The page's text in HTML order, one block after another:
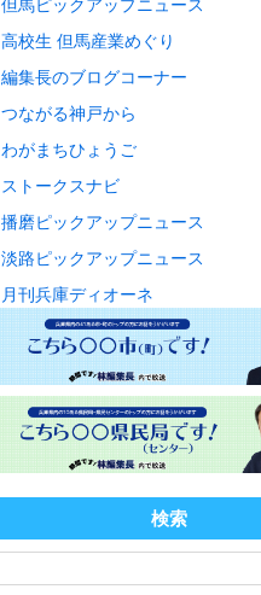
但馬ピックアップニュース
高校生 但馬産業めぐり
編集長のブログコーナー
つながる神戸から
わがまちひょうご
ストークスナビ
播磨ピックアップニュース
淡路ピックアップニュース
月刊兵庫ディオーネ
検索